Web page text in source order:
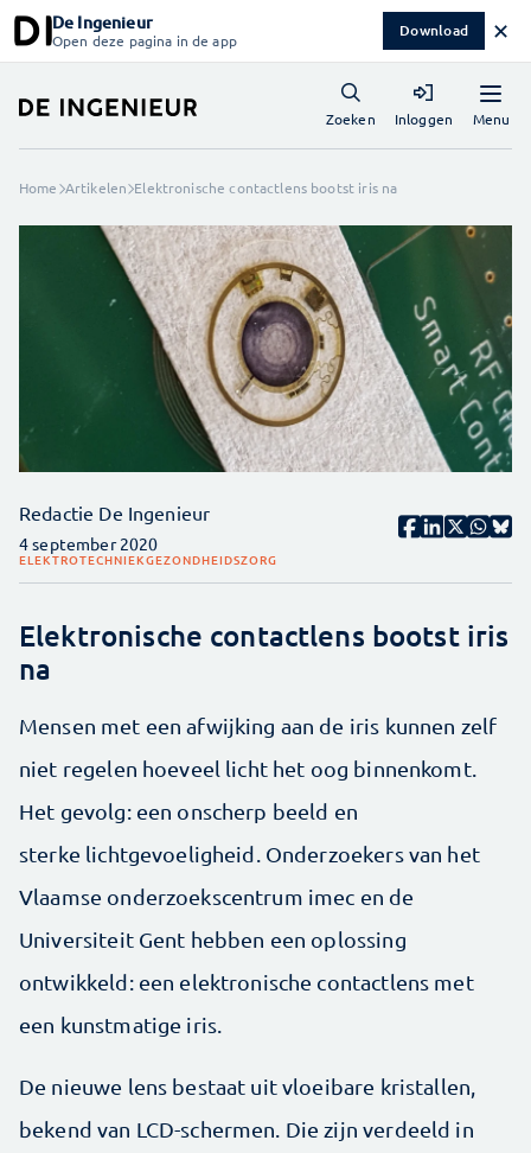
De Ingenieur
Open deze pagina in de app Download ✕
Menu
Zoeken Inloggen
Home Artikelen Elektronische contactlens bootst iris na
Redactie De Ingenieur
4 september 2020
ELEKTROTECHNIEKGEZONDHEIDSZORG
Elektronische contactlens bootst iris
na
Mensen met een afwijking aan de iris kunnen zelf
niet regelen hoeveel licht het oog binnenkomt.
Het gevolg: een onscherp beeld en
sterke lichtgevoeligheid. Onderzoekers van het
Vlaamse onderzoekscentrum imec en de
Universiteit Gent hebben een oplossing
ontwikkeld: een elektronische contactlens met
een kunstmatige iris.
De nieuwe lens bestaat uit vloeibare kristallen,
bekend van LCD-schermen. Die zijn verdeeld in